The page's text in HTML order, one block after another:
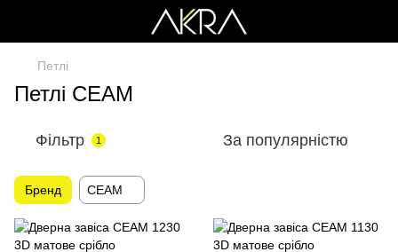
Петлі
Петлі CEAM
Фільтр 1 За популярністю
Бренд CEAM